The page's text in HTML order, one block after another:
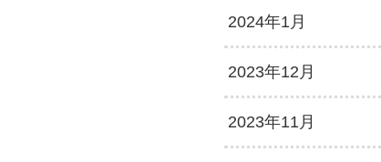
2024年1月
2023年12月
2023年11月